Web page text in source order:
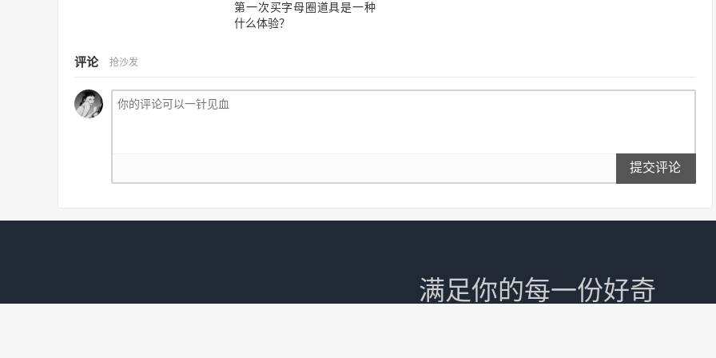
第一次买字母圈道具是一种
什么体验？
评论 抢沙发
提交评论
满足你的每一份好奇